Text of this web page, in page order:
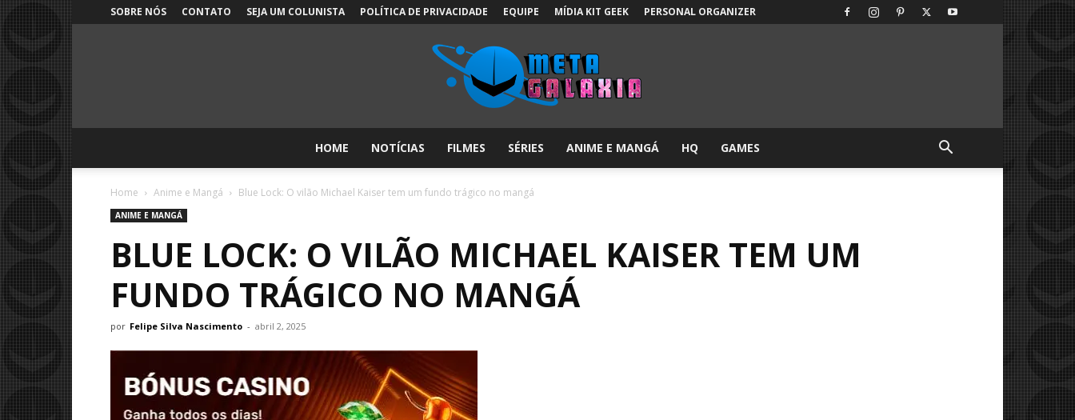
SOBRE NÓS CONTATO SEJA UM COLUNISTA POLÍTICA DE PRIVACIDADE EQUIPE MÍDIA KIT GEEK PERSONAL ORGANIZER
Galáxia:
HOME NOTÍCIAS FILMES SÉRIES ANIME E MANGÁ HQ GAMES
Home Anime e Mangá Blue Lock: O vilão Michael Kaiser tem um fundo trágico no mangá
ANIME E MANGÁ
BLUE LOCK: O VILÃO MICHAEL KAISER TEM UM
FUNDO TRÁGICO NO MANGÁ
por Felipe Silva Nascimento - abril 2, 2025